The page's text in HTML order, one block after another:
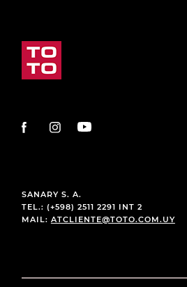
SANARY S. A.
TEL.: (+598) 2511 2291 INT 2
MAIL: ATCLIENTE@TOTO.COM.UY